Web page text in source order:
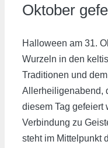
Oktober
Halloween am 31.
Wurzeln in den
Traditionen und
Allerheiligenabend,
diesem Tag gefeiert
Verbindung zu
steht im Mittelpunkt